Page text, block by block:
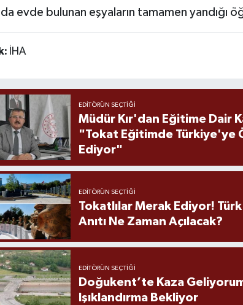
evde bulunan eşyaların tamamen yandığı
İHA
EDITÖRÜN SEÇTIĞI
Müdür Kır'dan Eğitime Dair
"Tokat Eğitimde Türkiye'ye
Ediyor"
EDITÖRÜN SEÇTIĞI
Tokatlılar Merak Ediyor!
Anıtı Ne Zaman Açılacak?
EDITÖRÜN SEÇTIĞI
Doğukent’te Kaza
Işıklandırma Bekliyor